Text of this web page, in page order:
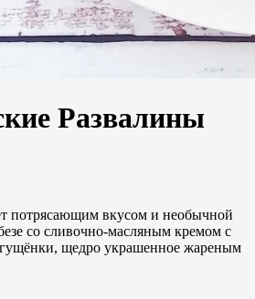
Развалины
потрясающим вкусом и необычной
со сливочно-масляным кремом с
щедро украшенное жареным